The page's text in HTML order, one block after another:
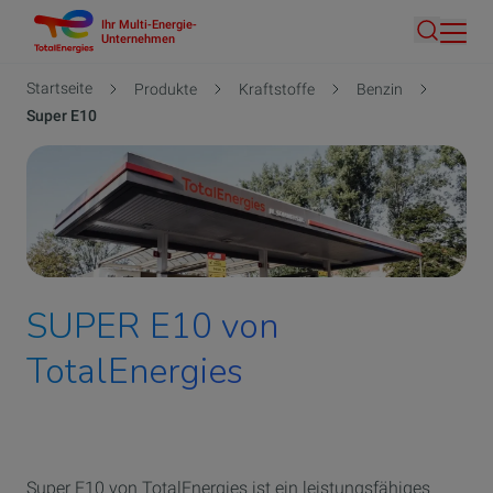
Inhalt
Ihr Multi-Energie-
Unternehmen
Suche
Pfadnavigation
Startseite Produkte Kraftstoffe
Benzin
Super E10
SUPER E10 von
TotalEnergies
Super E10 von TotalEnergies ist ein leistungsfähiges